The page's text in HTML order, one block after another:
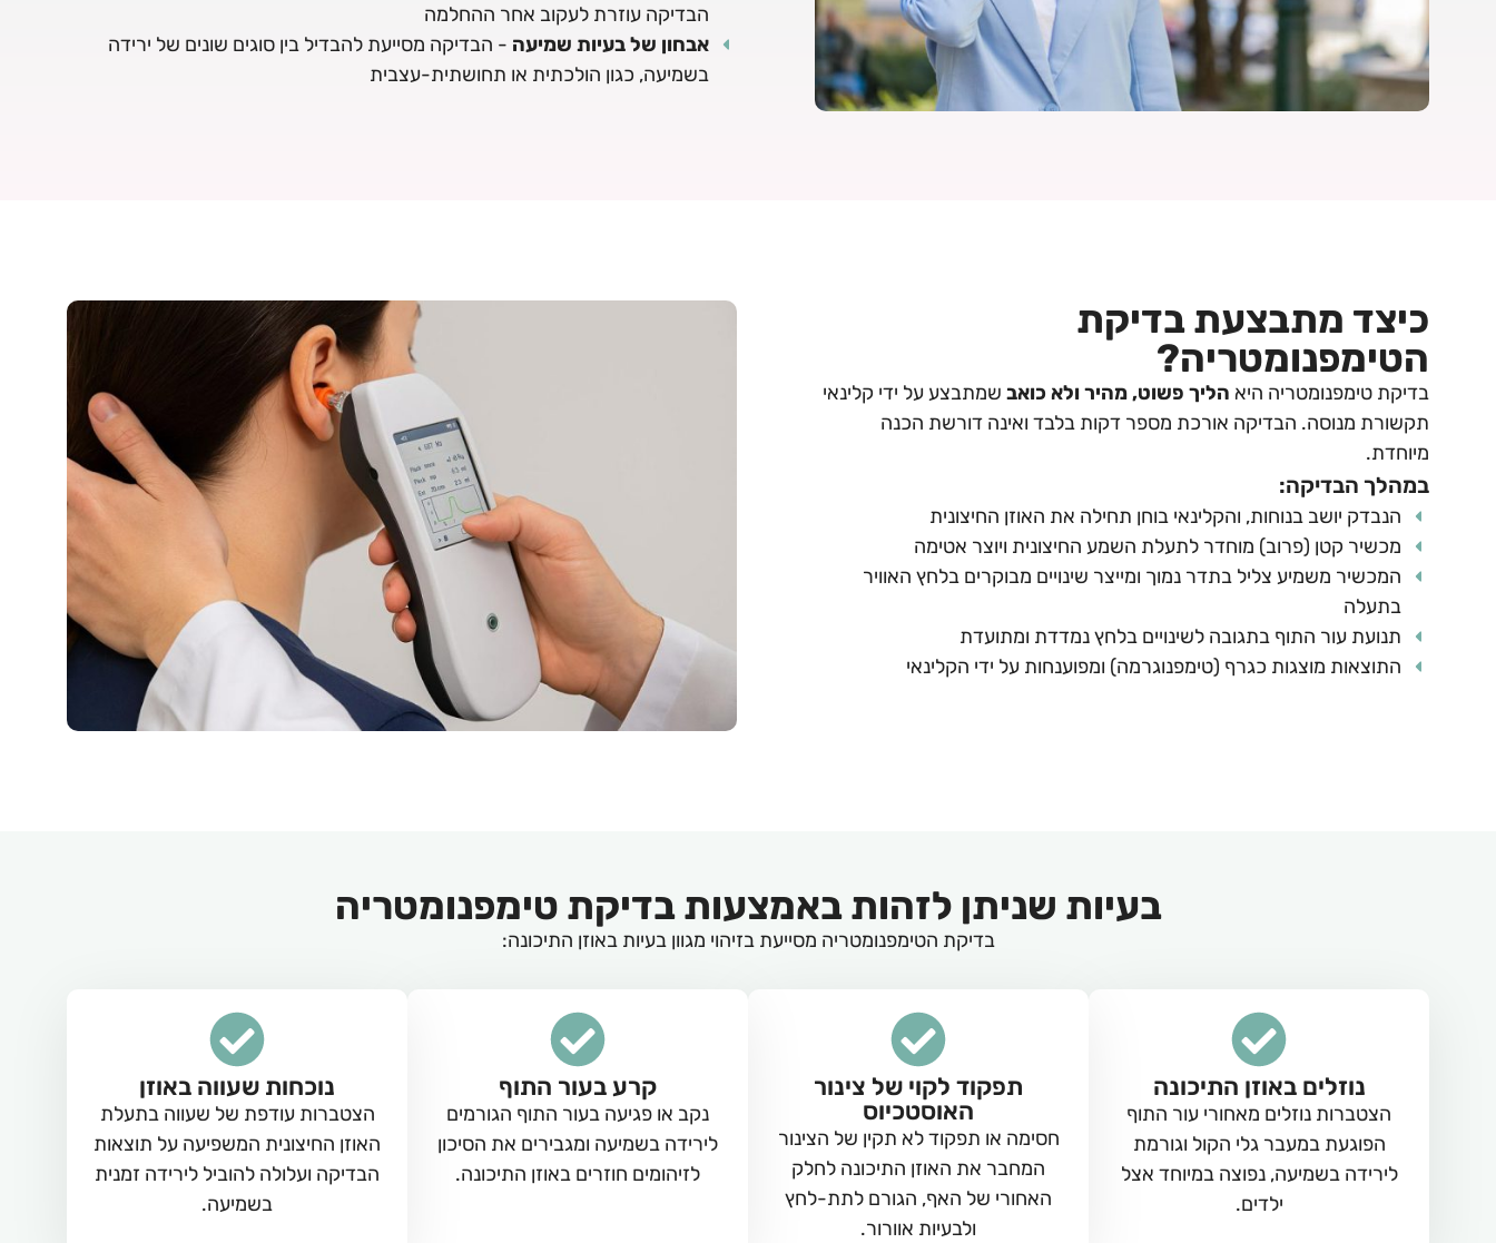
הבדיקה עוזרת לעקוב אחר ההחלמה
אבחון של בעיות שמיעה - הבדיקה מסייעת להבדיל בין סוגים שונים של ירידה
בשמיעה, כגון הולכתית או תחושתית-עצבית
כיצד מתבצעת בדיקת
הטימפנומטריה?
בדיקת טימפנומטריה היא הליך פשוט, מהיר ולא כואב שמתבצע על ידי קלינאי
תקשורת מנוסה. הבדיקה אורכת מספר דקות בלבד ואינה דורשת הכנה
מיוחדת.
במהלך הבדיקה:
הנבדק יושב בנוחות, והקלינאי בוחן תחילה את האוזן החיצונית
מכשיר קטן (פרוב) מוחדר לתעלת השמע החיצונית ויוצר אטימה
המכשיר משמיע צליל בתדר נמוך ומייצר שינויים מבוקרים בלחץ האוויר
בתעלה
תנועת עור התוף בתגובה לשינויים בלחץ נמדדת ומתועדת
התוצאות מוצגות כגרף (טימפנוגרמה) ומפוענחות על ידי הקלינאי
בעיות שניתן לזהות באמצעות בדיקת טימפנומטריה
בדיקת הטימפנומטריה מסייעת בזיהוי מגוון בעיות באוזן התיכונה:
נוזלים באוזן התיכונה
הצטברות נוזלים מאחורי עור התוף
הפוגעת במעבר גלי הקול וגורמת
לירידה בשמיעה, נפוצה במיוחד אצל
ילדים.
תפקוד לקוי של צינור
האוסטכיוס
חסימה או תפקוד לא תקין של הצינור
המחבר את האוזן התיכונה לחלק
האחורי של האף, הגורם לתת-לחץ
ולבעיות אוורור.
קרע בעור התוף
נקב או פגיעה בעור התוף הגורמים
לירידה בשמיעה ומגבירים את הסיכון
לזיהומים חוזרים באוזן התיכונה.
נוכחות שעווה באוזן
הצטברות עודפת של שעווה בתעלת
האוזן החיצונית המשפיעה על תוצאות
הבדיקה ועלולה להוביל לירידה זמנית
בשמיעה.